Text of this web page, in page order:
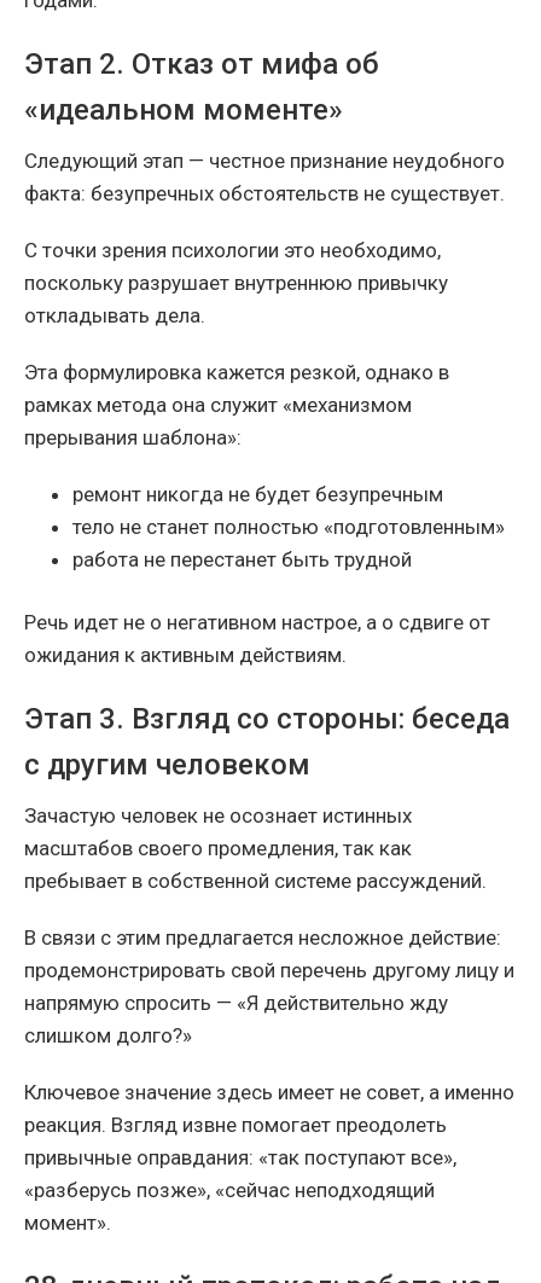
Этап 2. Отказ от мифа об
«идеальном моменте»
Следующий этап — честное признание неудобного
факта: безупречных обстоятельств не существует.
С точки зрения психологии это необходимо,
поскольку разрушает внутреннюю привычку
откладывать дела.
Эта формулировка кажется резкой, однако в
рамках метода она служит «механизмом
прерывания шаблона»:
ремонт никогда не будет безупречным
тело не станет полностью «подготовленным»
работа не перестанет быть трудной
Речь идет не о негативном настрое, а о сдвиге от
ожидания к активным действиям.
Этап 3. Взгляд со стороны: беседа
с другим человеком
Зачастую человек не осознает истинных
масштабов своего промедления, так как
пребывает в собственной системе рассуждений.
В связи с этим предлагается несложное действие:
продемонстрировать свой перечень другому лицу и
напрямую спросить — «Я действительно жду
слишком долго?»
Ключевое значение здесь имеет не совет, а именно
реакция. Взгляд извне помогает преодолеть
привычные оправдания: «так поступают все»,
«разберусь позже», «сейчас неподходящий
момент».